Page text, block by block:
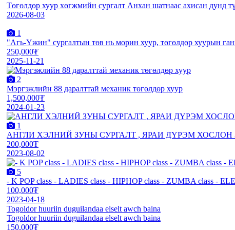
Төгөлдөр хуур хөгжмийн сургалт Анхан шатнаас ахисан дунд
2026-08-03
1
"Агь-Үжин" сургалтын төв нь морин хуур, төгөлдөр хуурын
250,000₮
2025-11-21
2
Мэргэжлийн 88 даралттай механик төгөлдөр хуур
1,500,000₮
2024-01-23
1
АНГЛИ ХЭЛНИЙ ЗУНЫ СУРГАЛТ , ЯРАИ ДҮРЭМ
200,000₮
2023-08-02
5
- K POP class - LADIES class - HIPHOP class - ZUMBA class -
100,000₮
2023-04-18
Togoldor huuriin duguilandaa elselt awch baina
Togoldor huuriin duguilandaa elselt awch baina
150,000₮